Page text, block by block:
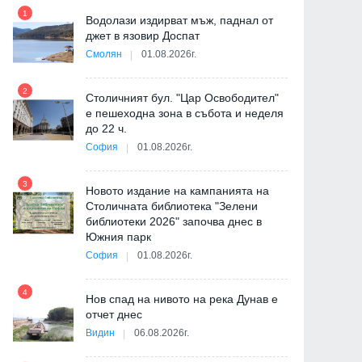
1
Водолази издирват мъж, паднал от
джет в язовир Доспат
Смолян 01.08.2026г.
2
Столичният бул. "Цар Освободител"
е пешеходна зона в събота и неделя
до 22 ч.
София 01.08.2026г.
3
Новото издание на кампанията на
Столичната библиотека "Зелени
библиотеки 2026" започва днес в
Южния парк
София 01.08.2026г.
4
Нов спад на нивото на река Дунав е
отчет днес
Видин 06.08.2026г.